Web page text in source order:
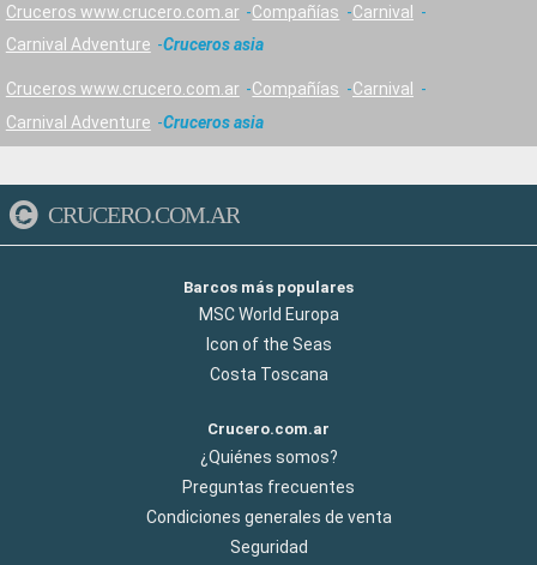
Cruceros www.crucero.com.ar Compañías
Carnival
Carnival Adventure
Cruceros asia
Cruceros www.crucero.com.ar Compañías
Carnival
Carnival Adventure
Cruceros asia
CRUCERO.COM.AR
Barcos más populares
MSC World Europa
Icon of the Seas
Costa Toscana
Crucero.com.ar
¿Quiénes somos?
Preguntas frecuentes
Condiciones generales de venta
Seguridad